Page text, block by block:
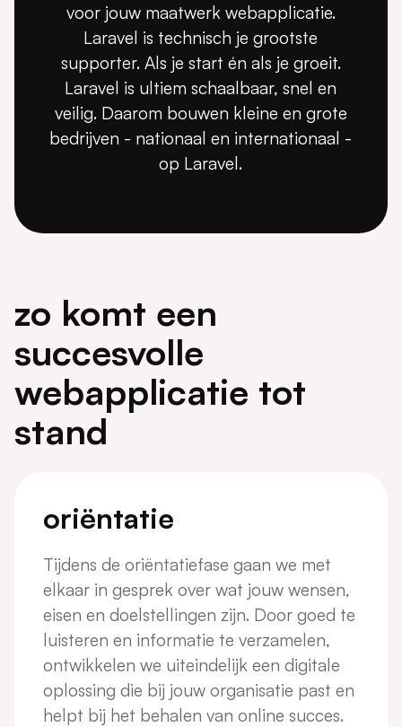
voor jouw maatwerk webapplicatie.
Laravel is technisch je grootste
supporter. Als je start én als je groeit.
Laravel is ultiem schaalbaar, snel en
veilig. Daarom bouwen kleine en grote
bedrijven - nationaal en internationaal -
op Laravel.
zo komt een
succesvolle
webapplicatie tot
stand
oriëntatie
Tijdens de oriëntatiefase gaan we met
elkaar in gesprek over wat jouw wensen,
eisen en doelstellingen zijn. Door goed te
luisteren en informatie te verzamelen,
ontwikkelen we uiteindelijk een digitale
oplossing die bij jouw organisatie past en
helpt bij het behalen van online succes.